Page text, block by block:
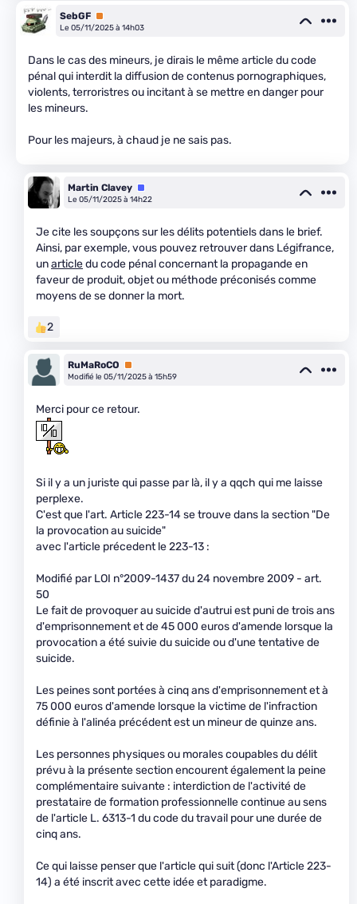
SebGF Premium
Le 05/11/2025 à 14h03
Dans le cas des mineurs, je dirais le même article du code
pénal qui interdit la diffusion de contenus pornographiques,
violents, terroristres ou incitant à se mettre en danger pour
les mineurs.
Pour les majeurs, à chaud je ne sais pas.
Martin Clavey Équipe
Le 05/11/2025 à 14h22
Je cite les soupçons sur les délits potentiels dans le brief.
Ainsi, par exemple, vous pouvez retrouver dans Légifrance,
unarticledu code pénal concernant la propagande en
faveur de produit, objet ou méthode préconisés comme
moyens de se donner la mort.
2
RuMaRoCO
Premium
Modifié le 05/11/2025 à 15h59
Merci pour ce retour.
Si il y a un juriste qui passe par là, il y a qqch qui me laisse
perplexe.
C'est que l'art. Article 223-14 se trouve dans la section "De
la provocation au suicide"
avec l'article précedent le 223-13 :
Modifié par LOI n°2009-1437 du 24 novembre 2009 - art.
50
Le fait de provoquer au suicide d'autrui est puni de trois ans
d'emprisonnement et de 45 000 euros d'amende lorsque la
provocation a été suivie du suicide ou d'une tentative de
suicide.
Les peines sont portées à cinq ans d'emprisonnement et à
75 000 euros d'amende lorsque la victime de l'infraction
définie à l'alinéa précédent est un mineur de quinze ans.
Les personnes physiques ou morales coupables du délit
prévu à la présente section encourent également la peine
complémentaire suivante : interdiction de l'activité de
prestataire de formation professionnelle continue au sens
de l'article L. 6313-1 du code du travail pour une durée de
cinq ans.
Ce qui laisse penser que l'article qui suit (donc l'Article 223-
14) a été inscrit avec cette idée et paradigme.